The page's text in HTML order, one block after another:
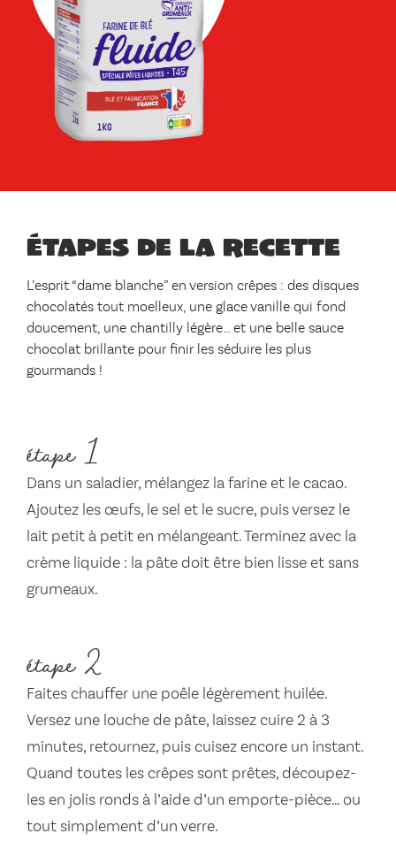
Étapes de la recette
L’esprit “dame blanche” en version crêpes : des disques
chocolatés tout moelleux, une glace vanille qui fond
doucement, une chantilly légère… et une belle sauce
chocolat brillante pour finir les séduire les plus
gourmands !
étape 1
Dans un saladier, mélangez la farine et le cacao.
Ajoutez les œufs, le sel et le sucre, puis versez le
lait petit à petit en mélangeant. Terminez avec la
crème liquide : la pâte doit être bien lisse et sans
grumeaux.
étape 2
Faites chauffer une poêle légèrement huilée.
Versez une louche de pâte, laissez cuire 2 à 3
minutes, retournez, puis cuisez encore un instant.
Quand toutes les crêpes sont prêtes, découpez-
les en jolis ronds à l’aide d’un emporte-pièce… ou
tout simplement d’un verre.